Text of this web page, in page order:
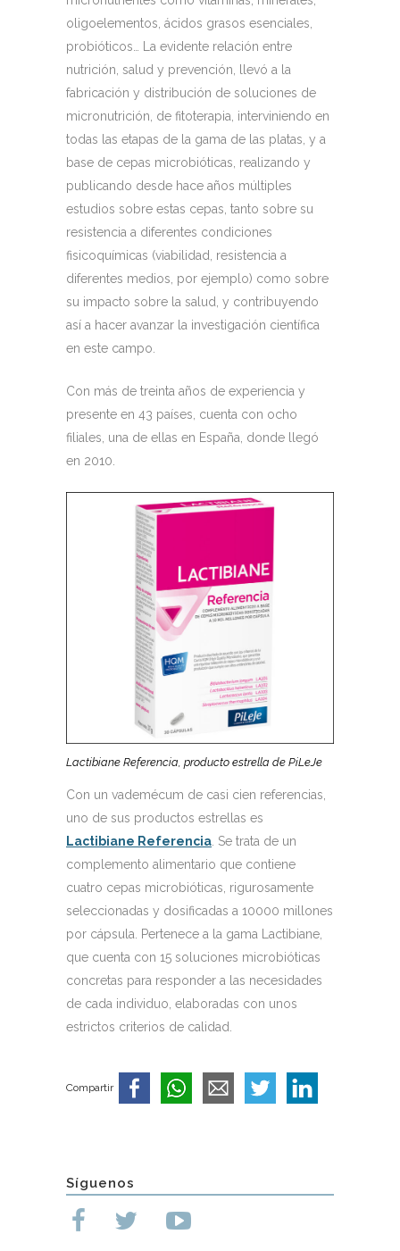
oligoelementos, ácidos grasos esenciales,
probióticos… La evidente relación entre
nutrición, salud y prevención, llevó a la
fabricación y distribución de soluciones de
micronutrición, de fitoterapia, interviniendo en
todas las etapas de la gama de las platas, y a
base de cepas microbióticas, realizando y
publicando desde hace años múltiples
estudios sobre estas cepas, tanto sobre su
resistencia a diferentes condiciones
fisicoquímicas (viabilidad, resistencia a
diferentes medios, por ejemplo) como sobre
su impacto sobre la salud, y contribuyendo
así a hacer avanzar la investigación científica
en este campo.
Con más de treinta años de experiencia y
presente en 43 países, cuenta con ocho
filiales, una de ellas en España, donde llegó
en 2010.
Lactibiane Referencia, producto estrella de PiLeJe
Con un vademécum de casi cien referencias,
uno de sus productos estrellas es
Lactibiane Referencia . Se trata de un
complemento alimentario que contiene
cuatro cepas microbióticas, rigurosamente
seleccionadas y dosificadas a 10000 millones
por cápsula. Pertenece a la gama Lactibiane,
que cuenta con 15 soluciones microbióticas
concretas para responder a las necesidades
de cada individuo, elaboradas con unos
estrictos criterios de calidad.
Compartir
Síguenos